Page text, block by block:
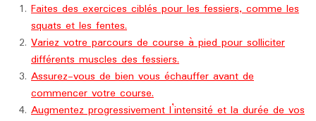
Faites des exercices ciblés pour les fessiers, comme les
squats et les fentes.
Variez votre parcours de course à pied pour solliciter
différents muscles des fessiers.
Assurez-vous de bien vous échauffer avant de
commencer votre course.
Augmentez progressivement l’intensité et la durée de vos